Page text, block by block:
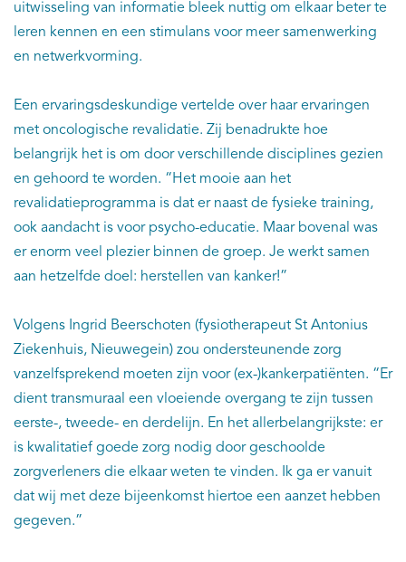
uitwisseling van informatie bleek nuttig om elkaar beter te
leren kennen en een stimulans voor meer samenwerking
en netwerkvorming.
Een ervaringsdeskundige vertelde over haar ervaringen
met oncologische revalidatie. Zij benadrukte hoe
belangrijk het is om door verschillende disciplines gezien
en gehoord te worden. “Het mooie aan het
revalidatieprogramma is dat er naast de fysieke training,
ook aandacht is voor psycho-educatie. Maar bovenal was
er enorm veel plezier binnen de groep. Je werkt samen
aan hetzelfde doel: herstellen van kanker!”
Volgens Ingrid Beerschoten (fysiotherapeut St Antonius
Ziekenhuis, Nieuwegein) zou ondersteunende zorg
vanzelfsprekend moeten zijn voor (ex-)kankerpatiënten. “Er
dient transmuraal een vloeiende overgang te zijn tussen
eerste-, tweede- en derdelijn. En het allerbelangrijkste: er
is kwalitatief goede zorg nodig door geschoolde
zorgverleners die elkaar weten te vinden. Ik ga er vanuit
dat wij met deze bijeenkomst hiertoe een aanzet hebben
gegeven.”